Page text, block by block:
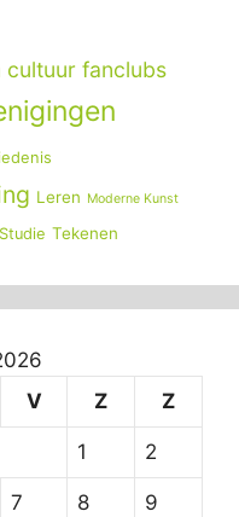
cultuur fanclubs
Leren Moderne Kunst
Studie Tekenen
V Z Z
1 2
7 8 9